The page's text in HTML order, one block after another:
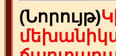
(Նորույթ)